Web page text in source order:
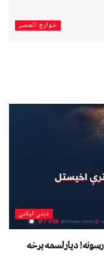
خوارج العصر
دیني لیکني
دیارلسمه برخه